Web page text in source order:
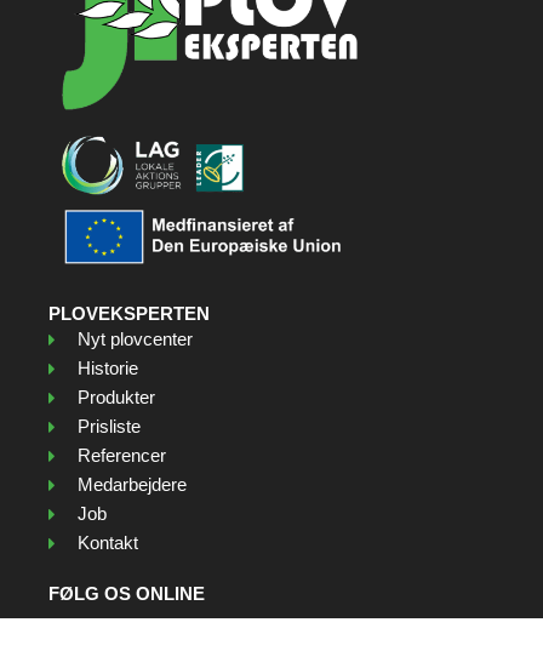
PLOVEKSPERTEN
Nyt plovcenter
Historie
Produkter
Prisliste
Referencer
Medarbejdere
Job
Kontakt
FØLG OS ONLINE